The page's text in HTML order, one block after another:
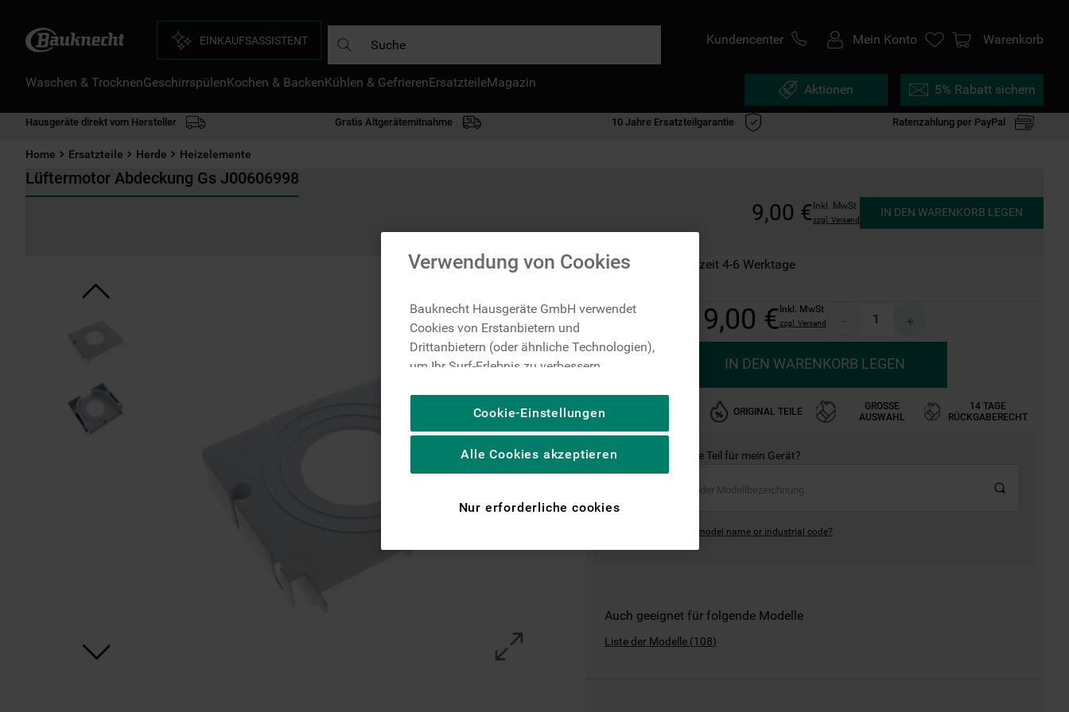
EINKAUFSASSISTENT Kundencenter Mein Konto Warenkorb
Waschen & TrocknenGeschirrspülenKochen & BackenKühlen & GefrierenErsatzteileMagazin Aktionen 5% Rabatt sichern
Hausgeräte direkt vom Hersteller Gratis Altgerätemitnahme 10 Jahre Ersatzteilgarantie Ratenzahlung per PayPal
Home Ersatzteile Herde Heizelemente
Lüftermotor Abdeckung Gs J00606998
9,00 € Inkl. MwSt
zzgl. Versand
IN DEN WARENKORB LEGEN
Auf Lager: Lieferzeit 4-6 Werktage
9,00 €Inkl. MwSt
zzgl. Versand ＋
IN DEN WARENKORB LEGEN
ORIGINAL TEILE
GROSSE A
USWAHL
14 TAGE
RÜCKGABERECHT
Ist dies das richtige Teil für mein Gerät?
Where can I find the model name or industrial code?
Auch geeignet für folgende Modelle
Liste der Modelle (108)
Verwendung von Cookies
Bauknecht Hausgeräte GmbH verwendet
Cookies von Erstanbietern und
Drittanbietern (oder ähnliche Technologien),
um Ihr Surf-Erlebnis zu verbessern
um die redaktionellen Inhalte der Website
basierend auf Ihrer Nutzung der Website zu
personalisieren, die Funktionalität der
spezifische Funktionen anzubieten
(einschließlich über Drittanbieter und auf
anderen Websites oder sozialen
Plattformen, beispielsweise Google LLC –
Cookie-Einstellungen
Nur erforderliche cookies
Alle Cookies akzeptieren
DIE HÄUFIGSTEN SUCHANFRAGEN
gefrierschrank